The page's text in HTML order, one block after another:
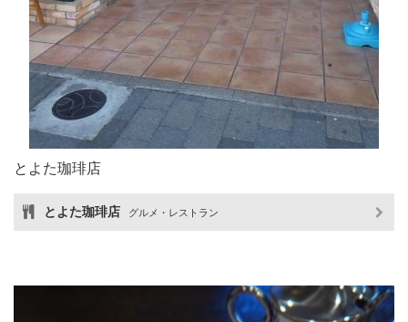
とよた珈琲店
とよた珈琲店 グルメ・レストラン